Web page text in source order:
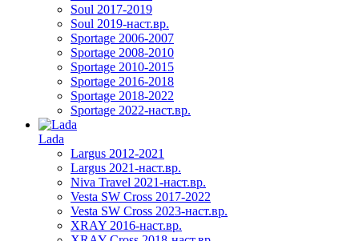
Soul 2017-2019
Soul 2019-наст.вр.
Sportage 2006-2007
Sportage 2008-2010
Sportage 2010-2015
Sportage 2016-2018
Sportage 2018-2022
Sportage 2022-наст.вр.
Lada
Largus 2012-2021
Largus 2021-наст.вр.
Niva Travel 2021-наст.вр.
Vesta SW Cross 2017-2022
Vesta SW Cross 2023-наст.вр.
XRAY 2016-наст.вр.